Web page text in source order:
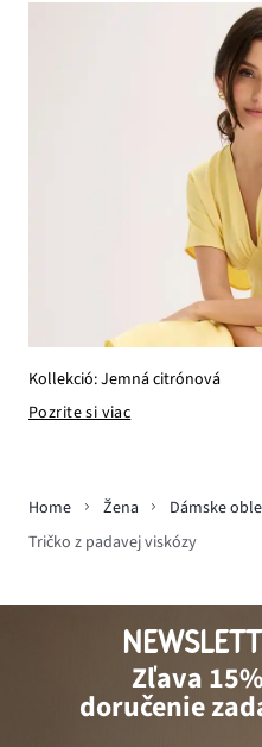
Kollekció: Jemná citrónová
Pozrite si viac
Home Žena Dámske
Tričko z padavej viskózy
Zľava
doručenie